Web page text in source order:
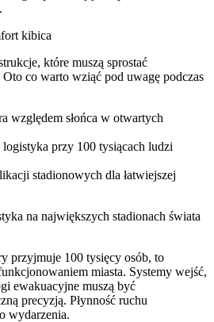
kibica
które muszą sprostać
co warto wziąć pod uwagę podczas
względem słońca w otwartych
przy 100 tysiącach ludzi
stadionowych dla łatwiejszej
na największych stadionach świata
przyjmuje 100 tysięcy osób, to
miasta. Systemy wejść,
ewakuacyjne muszą być
precyzją. Płynność ruchu
wydarzenia.